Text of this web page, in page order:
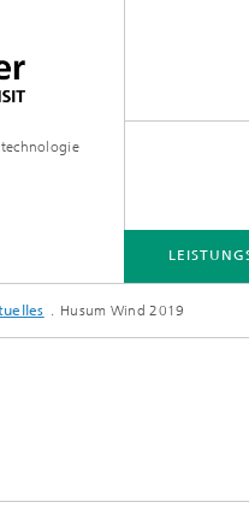
Husum Wind 2019